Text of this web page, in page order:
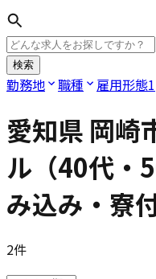
検索
勤務地 職種 雇用形態1
愛知県 岡崎
ル（40代・
み込み・寮
2件